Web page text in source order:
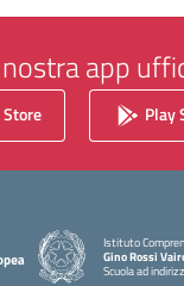
app
Play
Istituto
Gino Rossi
Scuola ad